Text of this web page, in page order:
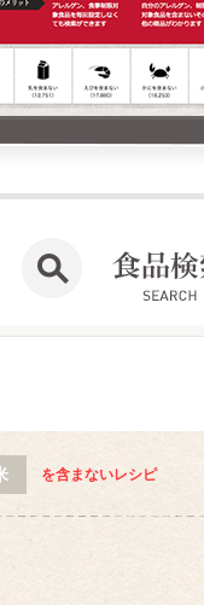
商品のうち
アレルゲ
を含まないレシピ